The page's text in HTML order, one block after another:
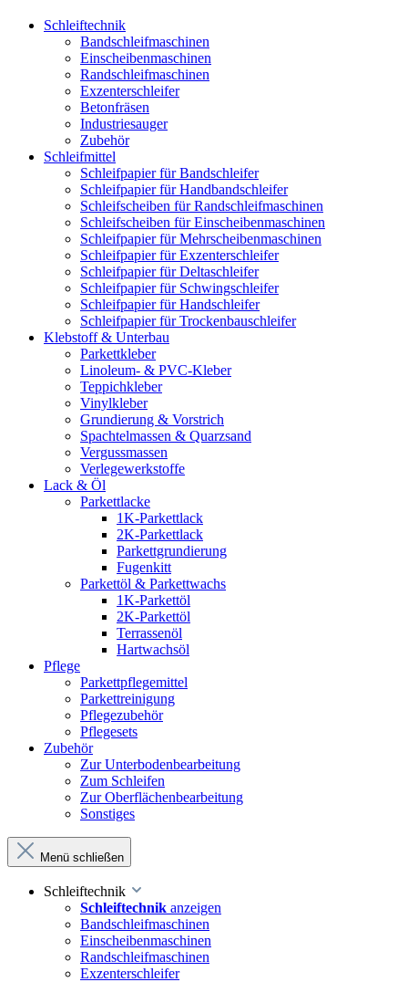
Schleiftechnik
Bandschleifmaschinen
Einscheibenmaschinen
Randschleifmaschinen
Exzenterschleifer
Betonfräsen
Industriesauger
Zubehör
Schleifmittel
Schleifpapier für Bandschleifer
Schleifpapier für Handbandschleifer
Schleifscheiben für Randschleifmaschinen
Schleifscheiben für Einscheibenmaschinen
Schleifpapier für Mehrscheibenmaschinen
Schleifpapier für Exzenterschleifer
Schleifpapier für Deltaschleifer
Schleifpapier für Schwingschleifer
Schleifpapier für Handschleifer
Schleifpapier für Trockenbauschleifer
Klebstoff & Unterbau
Parkettkleber
Linoleum- & PVC-Kleber
Teppichkleber
Vinylkleber
Grundierung & Vorstrich
Spachtelmassen & Quarzsand
Vergussmassen
Verlegewerkstoffe
Lack & Öl
Parkettlacke
1K-Parkettlack
2K-Parkettlack
Parkettgrundierung
Fugenkitt
Parkettöl & Parkettwachs
1K-Parkettöl
2K-Parkettöl
Terrassenöl
Hartwachsöl
Pflege
Parkettpflegemittel
Parkettreinigung
Pflegezubehör
Pflegesets
Zubehör
Zur Unterbodenbearbeitung
Zum Schleifen
Zur Oberflächenbearbeitung
Sonstiges
Menü schließen
Schleiftechnik
Schleiftechnik anzeigen
Bandschleifmaschinen
Einscheibenmaschinen
Randschleifmaschinen
Exzenterschleifer